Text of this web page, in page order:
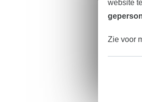
website
Zie voor